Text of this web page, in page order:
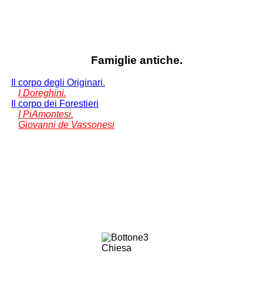
Famiglie antiche.
Il corpo degli Originari.
I Doreghini.
Il corpo dei Forestieri
I PiAmontesi.
Giovanni de Vassonesi